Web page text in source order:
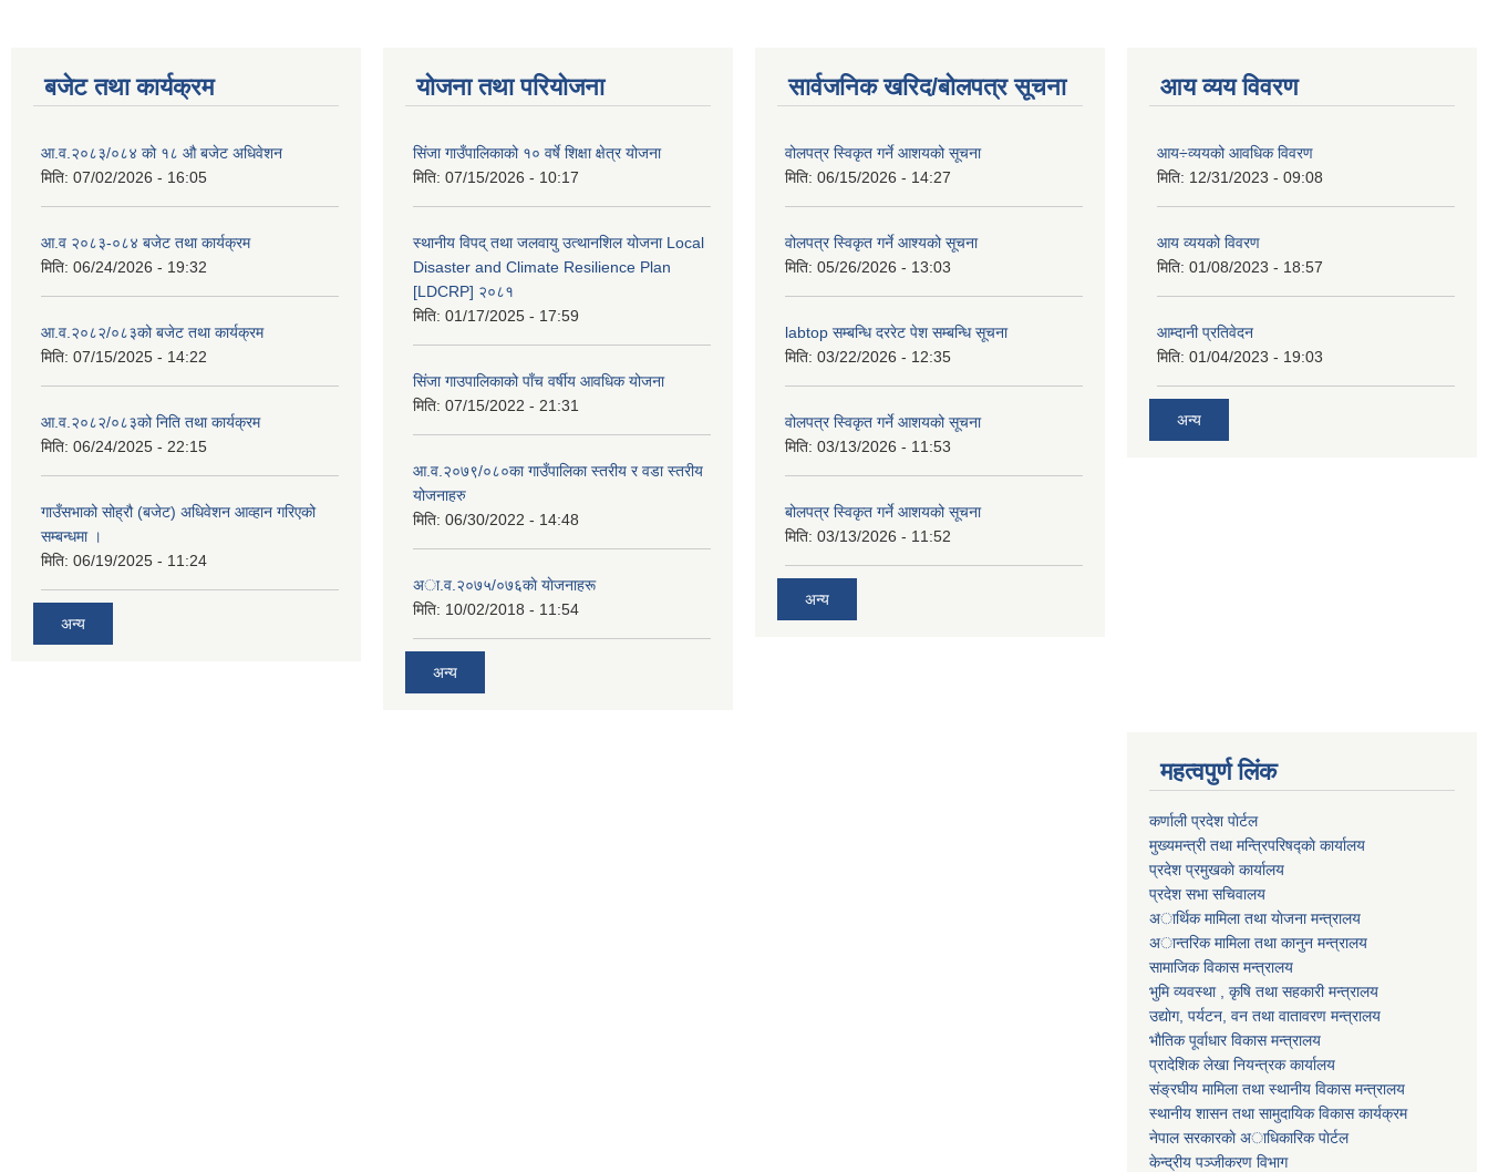
बजेट तथा कार्यक्रम
आ.व.२०८३/०८४ को १८ ‍औ बजेट अधिवेशन
मिति: 07/02/2026 - 16:05
आ.व २०८३-०८४ बजेट तथा कार्यक्रम
मिति: 06/24/2026 - 19:32
आ.व.२०८२/०८३को बजेट तथा कार्यक्रम
मिति: 07/15/2025 - 14:22
आ.व.२०८२/०८३को निति तथा कार्यक्रम
मिति: 06/24/2025 - 22:15
गाउँसभाको सोह्रौ (बजेट) अधिवेशन आव्हान गरिएको
सम्बन्धमा ।
मिति: 06/19/2025 - 11:24
अन्य
योजना तथा परियोजना
सिंजा गाउँपालिकाको १० वर्षे शिक्षा क्षेत्र योजना
मिति: 07/15/2026 - 10:17
स्थानीय विपद् तथा जलवायु उत्थानशिल योजना Local
Disaster and Climate Resilience Plan
[LDCRP] २०८१
मिति: 01/17/2025 - 17:59
सिंजा गाउपालिकाको पाँच वर्षीय आवधिक योजना
मिति: 07/15/2022 - 21:31
आ.व.२०७९/०८०का गाउँपालिका स्तरीय र वडा स्तरीय
योजनाहरु
मिति: 06/30/2022 - 14:48
अा‍‍.व.२०७५/०७६काे याेजनाहरू
मिति: 10/02/2018 - 11:54
अन्य
सार्वजनिक खरिद/बोलपत्र सूचना
वोलपत्र स्विकृत गर्ने आशयको सूचना
मिति: 06/15/2026 - 14:27
वोलपत्र स्विकृत गर्ने आश्यको सूचना
मिति: 05/26/2026 - 13:03
labtop सम्बन्धि दररेट पेश सम्बन्धि सूचना
मिति: 03/22/2026 - 12:35
वोलपत्र स्विकृत गर्ने आशयको सूचना
मिति: 03/13/2026 - 11:53
बोलपत्र स्विकृत गर्ने आशयको सूचना
मिति: 03/13/2026 - 11:52
अन्य
आय व्यय विवरण
आय÷व्ययको आवधिक विवरण
मिति: 12/31/2023 - 09:08
आय व्ययको विवरण
मिति: 01/08/2023 - 18:57
आम्दानी प्रतिवेदन
मिति: 01/04/2023 - 19:03
अन्य
महत्वपुर्ण लिंक
कर्णाली प्रदेश पाेर्टल
मुख्यमन्त्री तथा मन्त्रिपरिषद्काे कार्यालय
प्रदेश प्रमुखकाे कार्यालय
प्रदेश सभा सचिवालय
अार्थिक मामिला तथा याेजना मन्त्रालय
अान्तरिक मामिला तथा कानुन मन्त्रालय
सामाजिक विकास मन्त्रालय
भुमि व्यवस्था , कृषि तथा सहकारी मन्त्रालय
उद्याेग, पर्यटन, वन तथा वातावरण मन्त्रालय
भाैतिक पूर्वाधार विकास मन्त्रालय
प्रादेशिक लेखा नियन्त्रक कार्यालय
संङ्रघीय मामिला तथा स्थानीय विकास मन्त्रालय
स्थानीय शासन तथा सामुदायिक विकास कार्यक्रम
नेपाल सरकारकाे अाधिकारिक पाेर्टल
केन्द्रीय पञ्जीकरण विभाग